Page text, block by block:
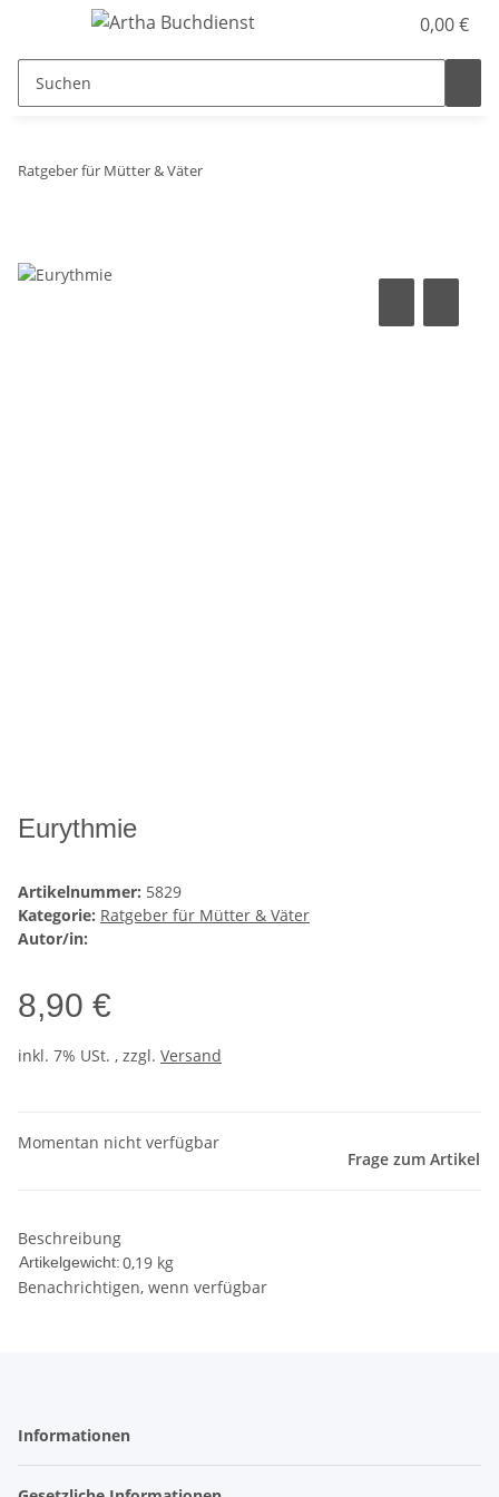
0,00 €
Ratgeber für Mütter & Väter
Eurythmie
Artikelnummer: 5829
Kategorie: Ratgeber für Mütter & Väter
Autor/in:
8,90 €
inkl. 7% USt. , zzgl. Versand
Momentan nicht verfügbar
Frage zum Artikel
Beschreibung
Artikelgewicht:0,19 kg
Benachrichtigen, wenn verfügbar
Informationen